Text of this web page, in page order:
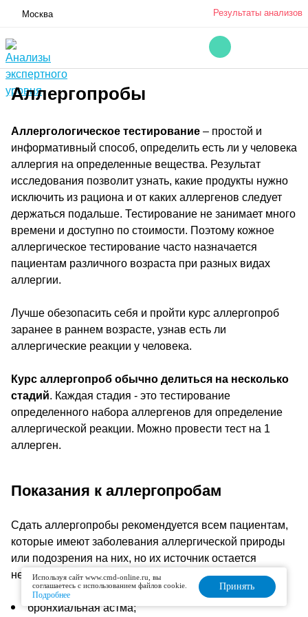
Москва Результаты анализов
Аллергопробы
Аллергологическое тестирование – простой и
информативный способ, определить есть ли у человека
аллергия на определенные вещества. Результат
исследования позволит узнать, какие продукты нужно
исключить из рациона и от каких аллергенов следует
держаться подальше. Тестирование не занимает много
времени и доступно по стоимости. Поэтому кожное
аллергическое тестирование часто назначается
пациентам различного возраста при разных видах
аллергии.
Лучше обезопасить себя и пройти курс аллергопроб
заранее в раннем возрасте, узнав есть ли
аллергические реакции у человека.
Курс аллергопроб обычно делиться на несколько
стадий. Каждая стадия - это тестирование
определенного набора аллергенов для определение
аллергической реакции. Можно провести тест на 1
аллерген.
Показания к аллергопробам
Сдать аллергопробы рекомендуется всем пациентам,
которые имеют заболевания аллергической природы
или подозрения на них, но их источник остается
неизвестным. К таким заболеваниям относятся:
бронхиальная астма;
Используя сайт www.cmd-online.ru, вы
соглашаетесь с использованием файлов cookie.
Подробнее
Принять